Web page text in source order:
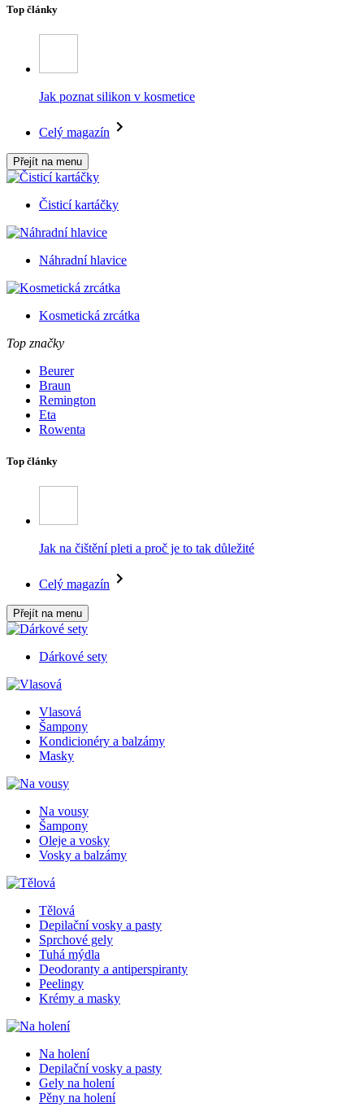
Top články
Jak poznat silikon v kosmetice
Celý magazín
Přejít na menu
Čisticí kartáčky
Náhradní hlavice
Kosmetická zrcátka
Top značky
Beurer
Braun
Remington
Eta
Rowenta
Top články
Jak na čištění pleti a proč je to tak důležité
Celý magazín
Přejít na menu
Dárkové sety
Vlasová
Šampony
Kondicionéry a balzámy
Masky
Na vousy
Šampony
Oleje a vosky
Vosky a balzámy
Tělová
Depilační vosky a pasty
Sprchové gely
Tuhá mýdla
Deodoranty a antiperspiranty
Peelingy
Krémy a masky
Na holení
Depilační vosky a pasty
Gely na holení
Pěny na holení